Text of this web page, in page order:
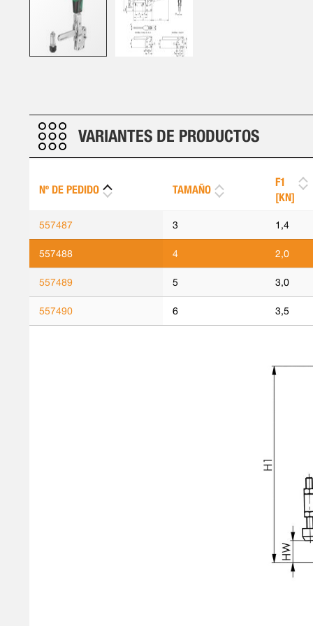
de
galería
VARIANTES DE PRODUCTOS
Nº DE PEDIDO TAMAÑO
F1
[KN]
557487 3 1,4
557488 4 2,0
557489 5 3,0
557490 6 3,5